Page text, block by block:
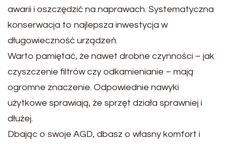
awarii i oszczędzić na naprawach. Systematyczna
konserwacja to najlepsza inwestycja w
długowieczność urządzeń.
Warto pamiętać, że nawet drobne czynności – jak
czyszczenie filtrów czy odkamienianie – mają
ogromne znaczenie. Odpowiednie nawyki
użytkowe sprawiają, że sprzęt działa sprawniej i
dłużej.
Dbając o swoje AGD, dbasz o własny komfort i